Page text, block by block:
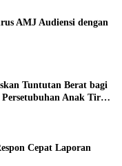
AMJ Audiensi dengan
Tuntutan Berat bagi
Anak Tiri
Cepat Laporan